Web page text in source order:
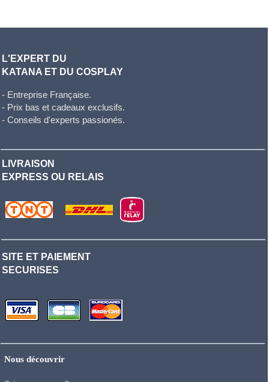
L'EXPERT DU
KATANA ET DU COSPLAY
- Entreprise Française.
- Prix bas et cadeaux exclusifs.
- Conseils d'experts passionés.
LIVRAISON
EXPRESS OU RELAIS
SITE ET PAIEMENT
SECURISES
Nous découvrir